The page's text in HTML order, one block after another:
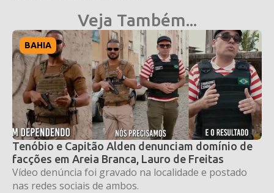
Veja Também...
BAHIA
Tenóbio e Capitão Alden denunciam domínio de
facções em Areia Branca, Lauro de Freitas
Vídeo denúncia foi gravado na localidade e postado
nas redes sociais de ambos.